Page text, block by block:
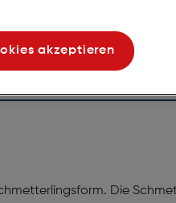
Die
akzeptieren